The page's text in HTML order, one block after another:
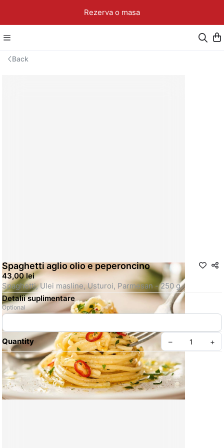
Rezerva o masa
Back
Spaghetti aglio olio e peperoncino
43,00 lei
Spaghetti, Ulei masline, Usturoi, Parmesan - 250 g
Detalii suplimentare
Optional
Quantity – +